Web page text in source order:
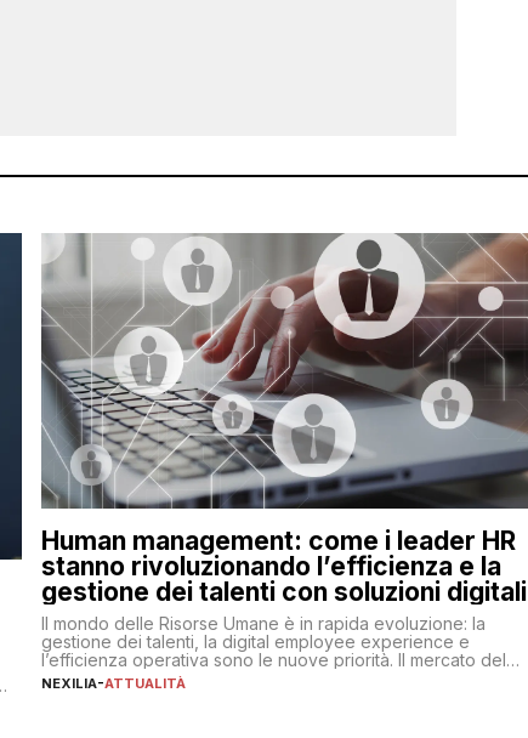
Human management: come i leader HR
stanno rivoluzionando l’efficienza e la
gestione dei talenti con soluzioni digitali
Il mondo delle Risorse Umane è in rapida evoluzione: la
gestione dei talenti, la digital employee experience e
l’efficienza operativa sono le nuove priorità. Il mercato del
lavoro, d’altra parte, è sempre più competitivo con una lotta
NEXILIA-ATTUALITÀ